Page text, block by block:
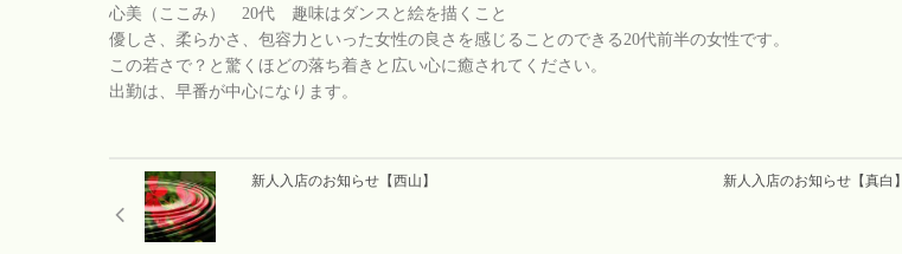
心美（ここみ） 20代 趣味はダンスと絵を描くこと
優しさ、柔らかさ、包容力といった女性の良さを感じることのできる20代前半の女性です。
この若さで？と驚くほどの落ち着きと広い心に癒されてください。
出勤は、早番が中心になります。
新人入店のお知らせ【西山】 新人入店のお知らせ【真白】